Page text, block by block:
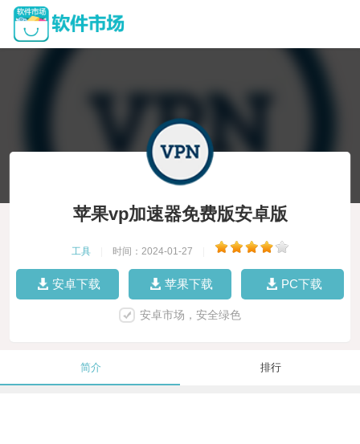
苹果vp加速器免费版安卓版
工具 时间：2024-01-27
安卓下载 苹果下载 PC下载
安卓市场，安全绿色
简介 排行